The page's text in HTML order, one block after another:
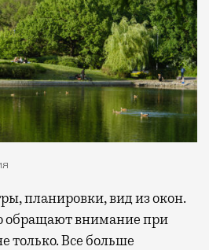
обращают внимание при
только. Все больше